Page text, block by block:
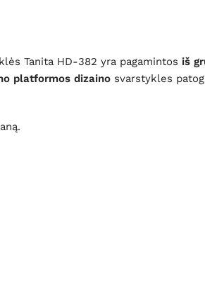
Tanita HD-382 yra pagamintos iš
platformos dizaino svarstykles